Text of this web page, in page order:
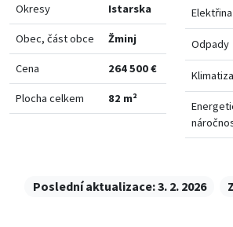
Okresy Istarska
Obec, část obce Žminj
Cena 264 500 €
Plocha celkem 82 m²
Elektřina
Odpady
Poslední aktualizace:3. 2. 2026